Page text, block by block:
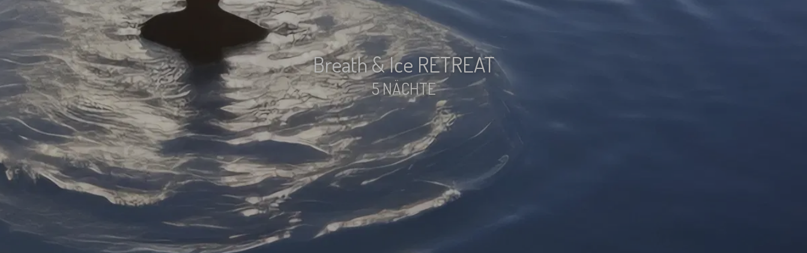
Breath & Ice RETREAT
5 NÄCHTE